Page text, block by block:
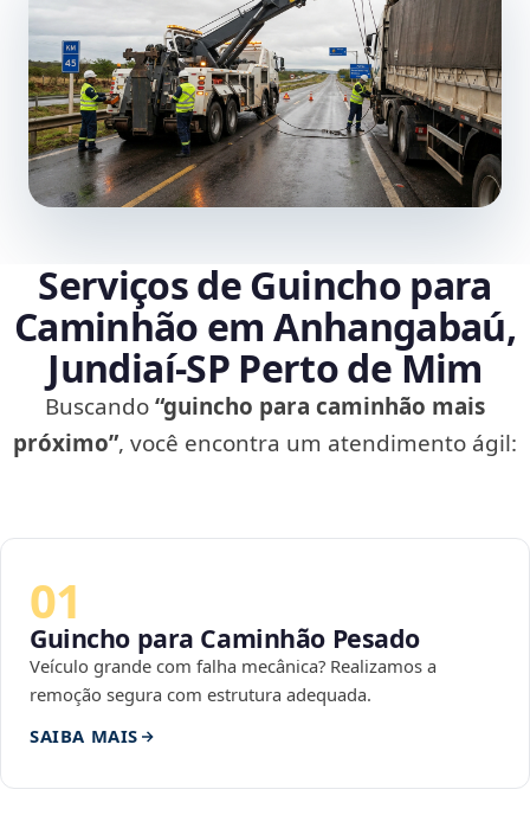
Serviços de Guincho para
Caminhão em Anhangabaú,
Jundiaí‑SP Perto de Mim
Buscando“guincho para caminhão mais
próximo”, você encontra um atendimento ágil:
01
Guincho para Caminhão Pesado
Veículo grande com falha mecânica? Realizamos a
remoção segura com estrutura adequada.
SAIBA MAIS